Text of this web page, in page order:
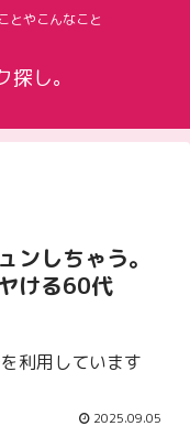
とやこんなこと
し。
ンしちゃう。
ける60代
利用しています
2025.09.05